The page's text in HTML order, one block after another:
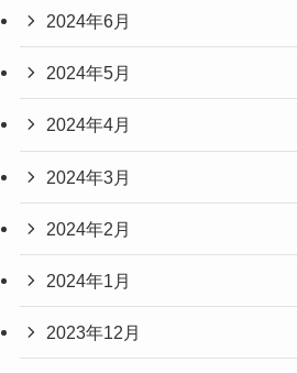
2024年6月
2024年5月
2024年4月
2024年3月
2024年2月
2024年1月
2023年12月